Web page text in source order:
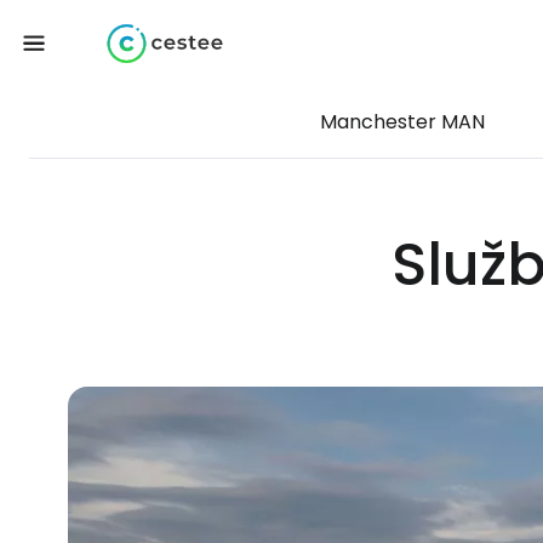
Manchester MAN